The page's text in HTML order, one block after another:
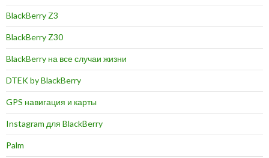
BlackBerry Z3
BlackBerry Z30
BlackBerry на все случаи жизни
DTEK by BlackBerry
GPS навигация и карты
Instagram для BlackBerry
Palm